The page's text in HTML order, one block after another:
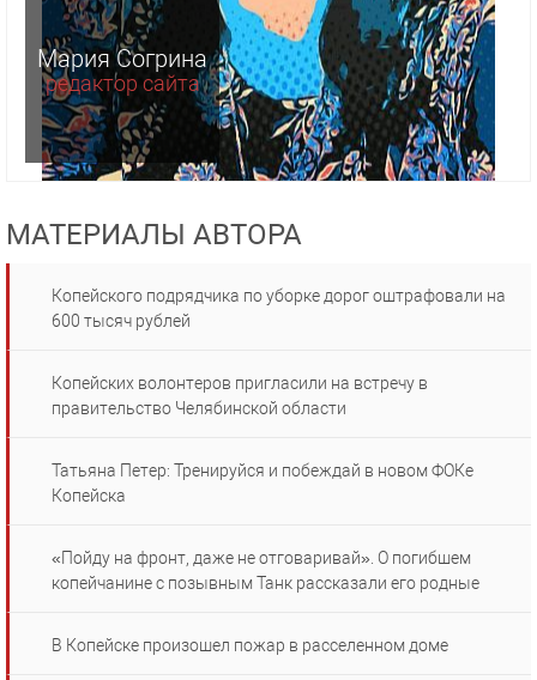
Мария Согрина
редактор сайта
МАТЕРИАЛЫ АВТОРА
Копейского подрядчика по уборке дорог оштрафовали на
600 тысяч рублей
Копейских волонтеров пригласили на встречу в
правительство Челябинской области
Татьяна Петер: Тренируйся и побеждай в новом ФОКе
Копейска
«Пойду на фронт, даже не отговаривай». О погибшем
копейчанине с позывным Танк рассказали его родные
В Копейске произошел пожар в расселенном доме